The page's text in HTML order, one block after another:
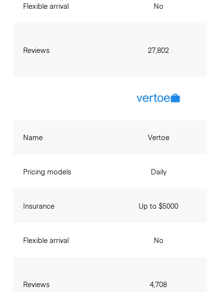
Flexible arrival
Reviews
No
27,802
Name
Pricing models
Insurance
Flexible arrival
Reviews
Vertoe
Daily
Up to $5000
No
4,708